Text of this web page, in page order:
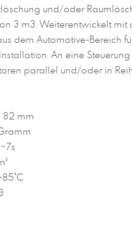
und/oder
3 m3. Weiterentwickelt mit
dem Automotive-Bereich
An eine Steuerung
parallel und/oder in
82 mm